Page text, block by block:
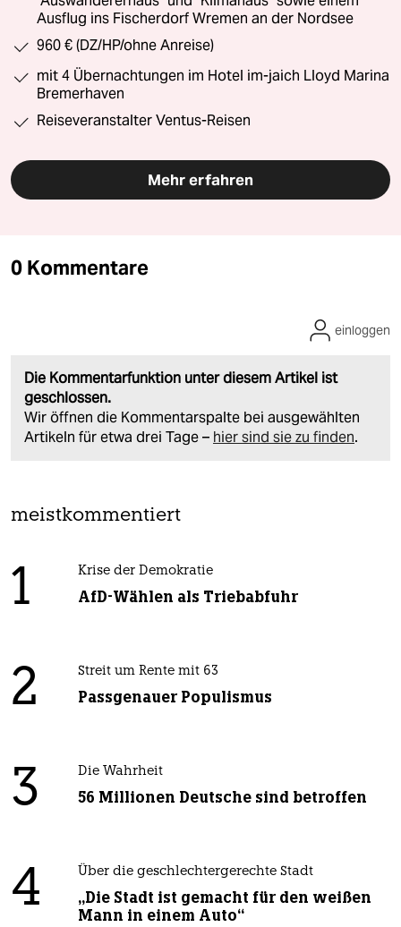
Ausflug ins Fischerdorf Wremen an der Nordsee
960 € (DZ/HP/ohne Anreise)
mit 4 Übernachtungen im Hotel im-jaich Lloyd Marina
Bremerhaven
Reiseveranstalter Ventus-Reisen
Mehr erfahren
0 Kommentare
Die Kommentarfunktion unter diesem Artikel ist
geschlossen.
Wir öffnen die Kommentarspalte bei ausgewählten
Artikeln für etwa drei Tage – hier sind sie zu finden.
einloggen
meistkommentiert
1 Krise der Demokratie
AfD-Wählen als Triebabfuhr
2 Streit um Rente mit 63
Passgenauer Populismus
3 Die Wahrheit
56 Millionen Deutsche sind betroffen
4 Über die geschlechtergerechte Stadt
„Die Stadt ist gemacht für den weißen
Mann in einem Auto“